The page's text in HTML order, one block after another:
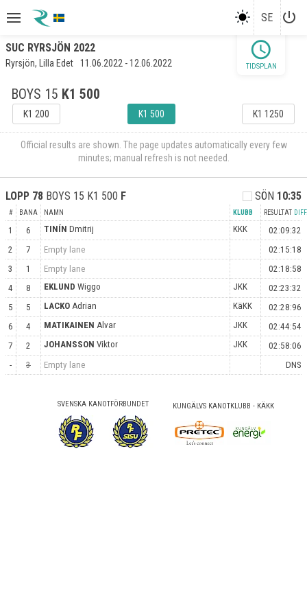
SE power_settings_new
SUC RYRSJÖN 2022
Ryrsjön, Lilla Edet 11.06.2022 - 12.06.2022
BOYS 15 K1 500
K1 200 K1 500 K1 1250
schedule
TIDSPLAN
Official results are shown. The page updates automatically every few
minutes; manual refresh is not needed.
LOPP 78 BOYS 15 K1 500 F SÖN 10:35
# BANA NAMN KLUBB RESULTAT
1 6 TINÍN Dmitrij KKK
02:09:32
2
7 Empty lane
02:15:18
3
1 Empty lane
02:18:58
4
8 EKLUND Wiggo JKK
02:23:32
5
5 LACKO Adrian KäKK
02:28:96
6
4 MATIKAINEN Alvar JKK
02:44:54
7
2 JOHANSSON Viktor JKK
02:58:06
-
3 Empty lane DNS
SVENSKA KANOTFÖRBUNDET KUNGÄLVS KANOTKLUBB - KÄKK